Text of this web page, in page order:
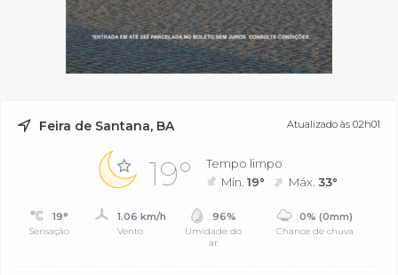
Feira de Santana, BA Atualizado às 02h01
19°
Tempo limpo
Mín.19° Máx.33°
19°
Sensação
1.06 km/h
Vento
96%
Umidade do
ar
0% (0mm)
Chance de chuva